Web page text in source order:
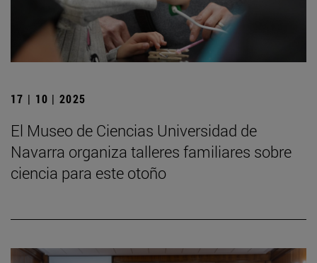
17 | 10 | 2025
El Museo de Ciencias Universidad de
Navarra organiza talleres familiares sobre
ciencia para este otoño